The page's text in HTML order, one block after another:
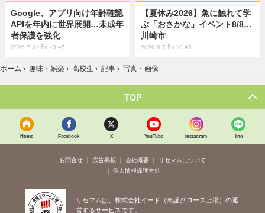
Google、アプリ向け年齢確認
APIを年内に世界展開…未成年
者保護を強化
2026.7.31 Fri 13:45
【夏休み2026】魚に触れて学
ぶ「おさかな」イベント8/8…
川崎市
2026.8.7 Fri 10:45
ホーム › 趣味・娯楽 › 高校生 › 記事 › 写真・画像
TOP
Home Facebook X YouTube Instagram line
お問合せ 広告掲載 会社概要
リセマムについて
個人情報保護方針
リセマムは、株式会社イード（東証グロース上場）の運
営するサービスです。